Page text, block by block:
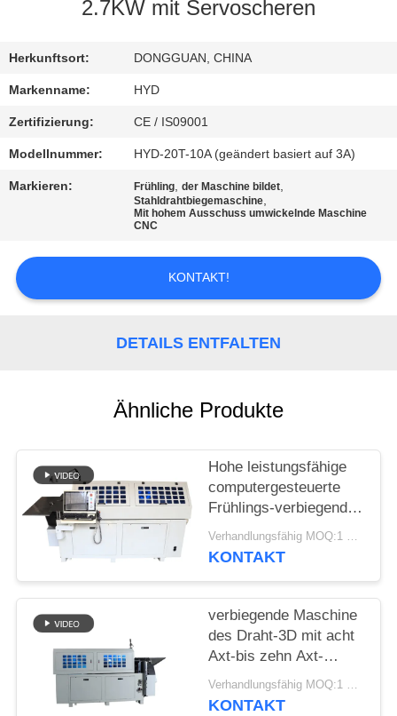
SIE
MIT
UNS
IN
VERBINDUNG
NACHRICHTEN
FORDERN
PRIVACY
POLICY
2.7KW mit Servoscheren
Herkunftsort: DONGGUAN, CHINA
Markenname: HYD
Zertifizierung: CE / IS09001
Modellnummer: HYD-20T-10A (geändert basiert auf 3A)
Markieren: Frühling,der Maschine bildet,
Stahldrahtbiegemaschine,
Mit hohem Ausschuss umwickelnde Maschine
CNC
KONTAKT!
DETAILS ENTFALTEN
Ähnliche Produkte
Hohe leistungsfähige
computergesteuerte
Frühlings-verbiegende
Maschine mit zehn
Äxten
Verhandlungsfähig MOQ:1 Satz
KONTAKT
verbiegende Maschine
des Draht-3D mit acht
Axt-bis zehn Axt-
maximaler Fütterungs-
Geschwindigkeit
Verhandlungsfähig MOQ:1 Satz
KONTAKT